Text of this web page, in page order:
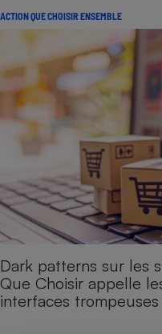
ACTION QUE CHOISIR ENSEMBLE
Dark patterns sur les
Que Choisir appelle
interfaces trompeuses